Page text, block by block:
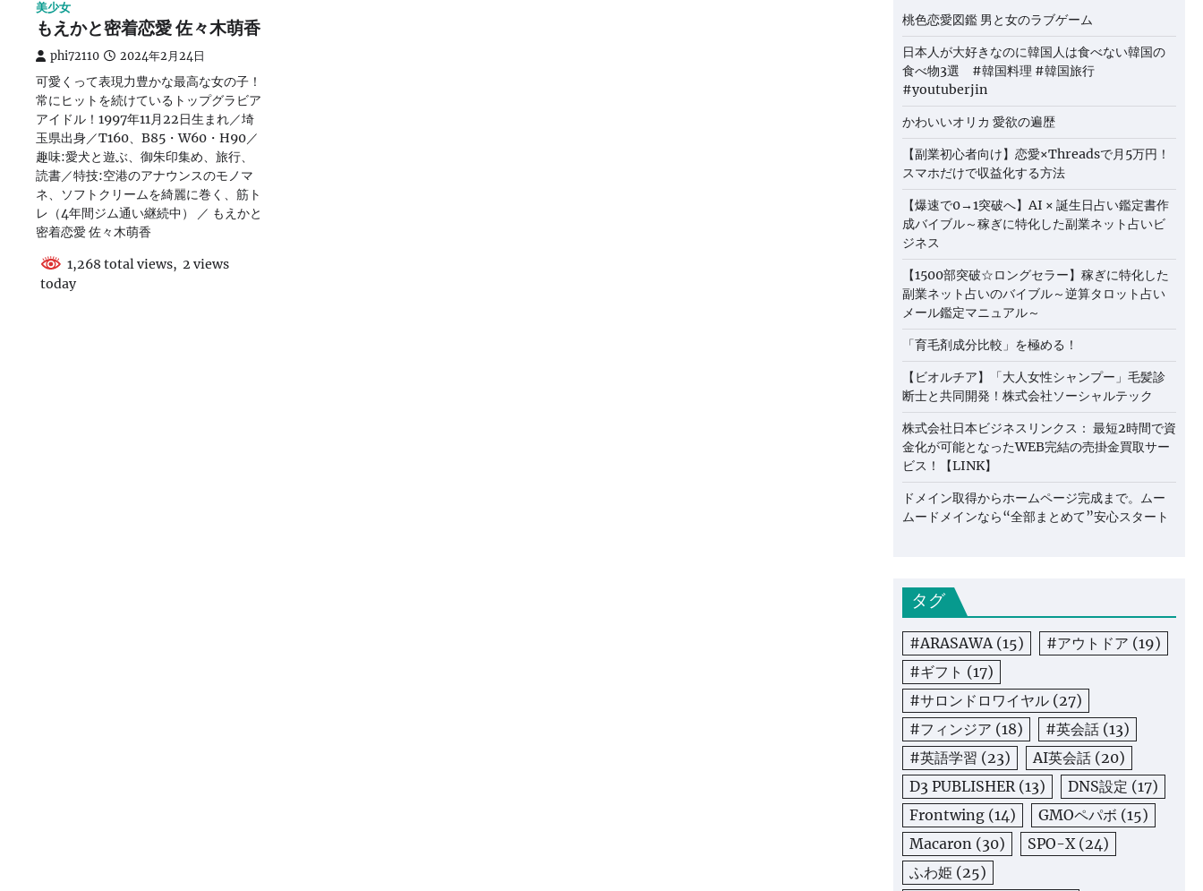
美少女
もえかと密着恋愛 佐々木萌香
phi72110 2024年2月24日
可愛くって表現力豊かな最高な女の子！
常にヒットを続けているトップグラビア
アイドル！1997年11月22日生まれ／埼
玉県出身／T160、B85・W60・H90／
趣味:愛犬と遊ぶ、御朱印集め、旅行、
読書／特技:空港のアナウンスのモノマ
ネ、ソフトクリームを綺麗に巻く、筋ト
レ（4年間ジム通い継続中） ／ もえかと
密着恋愛 佐々木萌香
1,268 total views, 2 views
today
桃色恋愛図鑑 男と女のラブゲーム
日本人が大好きなのに韓国人は食べない韓国の
食べ物3選 #韓国料理 #韓国旅行
#youtuberjin
かわいいオリカ 愛欲の遍歴
【副業初心者向け】恋愛×Threadsで月5万円！
スマホだけで収益化する方法
【爆速で0→1突破へ】AI × 誕生日占い鑑定書作
成バイブル～稼ぎに特化した副業ネット占いビ
ジネス
【1500部突破☆ロングセラー】稼ぎに特化した
副業ネット占いのバイブル～逆算タロット占い
メール鑑定マニュアル～
「育毛剤成分比較」を極める！
【ビオルチア】「大人女性シャンプー」毛髪診
断士と共同開発！株式会社ソーシャルテック
株式会社日本ビジネスリンクス： 最短2時間で資
金化が可能となったWEB完結の売掛金買取サー
ビス！【LINK】
ドメイン取得からホームページ完成まで。ムー
ムードメインなら“全部まとめて”安心スタート
タグ
#ARASAWA(15) #アウトドア (19)
#ギフト (17)
#サロンドロワイヤル (27)
#フィンジア (18) #英会話 (13)
#英語学習 (23) AI英会話 (20)
D3 PUBLISHER(13) DNS設定 (17)
Frontwing (14) GMOペパボ (15)
Macaron (30) SPO-X(24)
ふわ姫 (25)